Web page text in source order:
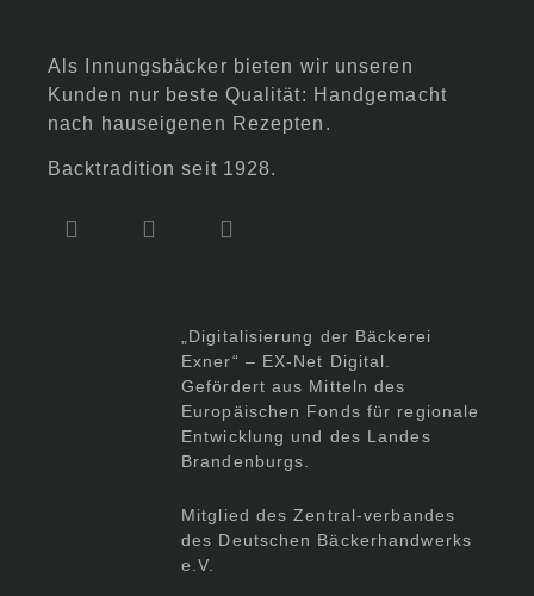
Als Innungsbäcker bieten wir unseren
Kunden nur beste Qualität: Handgemacht
nach hauseigenen Rezepten.
Backtradition seit 1928.
„Digitalisierung der Bäckerei
Exner“ – EX-Net Digital.
Gefördert aus Mitteln des
Europäischen Fonds für regionale
Entwicklung und des Landes
Brandenburgs.
Mitglied des Zentral-verbandes
des Deutschen Bäckerhandwerks
e.V.